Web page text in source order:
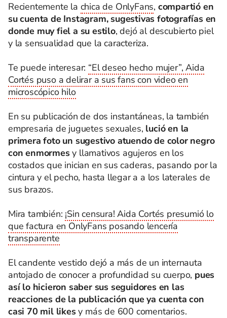
Recientemente la chica de OnlyFans, compartió en
su cuenta de Instagram, sugestivas fotografías en
donde muy fiel a su estilo, dejó al descubierto piel
y la sensualidad que la caracteriza.
Te puede interesar: “El deseo hecho mujer”, Aida
Cortés puso a delirar a sus fans con video en
microscópico hilo
En su publicación de dos instantáneas, la también
empresaria de juguetes sexuales, lució en la
primera foto un sugestivo atuendo de color negro
con enmormesy llamativos agujeros en los
costados que inician en sus caderas, pasando por la
cintura y el pecho, hasta llegar a a los laterales de
sus brazos.
Mira también: ¡Sin censura! Aida Cortés presumió lo
que factura en OnlyFans posando lencería
transparente
El candente vestido dejó a más de un internauta
antojado de conocer a profundidad su cuerpo, pues
así lo hicieron saber sus seguidores en las
reacciones de la publicación que ya cuenta con
casi 70 mil likesy más de 600 comentarios.